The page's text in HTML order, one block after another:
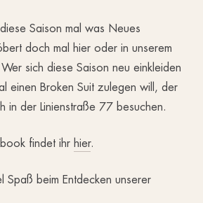
Saison mal was Neues
doch mal hier oder in unserem
sich diese Saison neu einkleiden
einen Broken Suit zulegen will, der
in der Linienstraße 77 besuchen.
findet ihr hier.
Spaß beim Entdecken unserer